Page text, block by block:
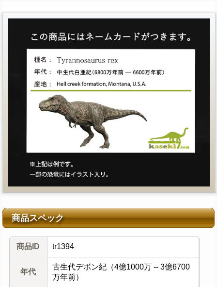
商品スペック
商品ID tr1394
年代
古生代デボン紀（4億1000万 -- 3億6700
万年前）